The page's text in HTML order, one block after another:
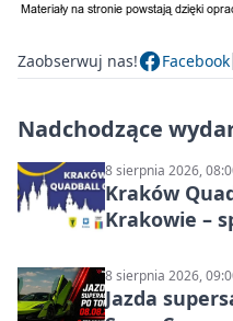
Zaobserwuj nas! Facebook
Nadchodzące
8 sierpnia 2026,
Kraków
Krakowie –
8 sierpnia 2026,
Jazda